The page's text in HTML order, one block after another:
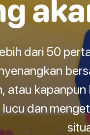
dari 50
atau
dan